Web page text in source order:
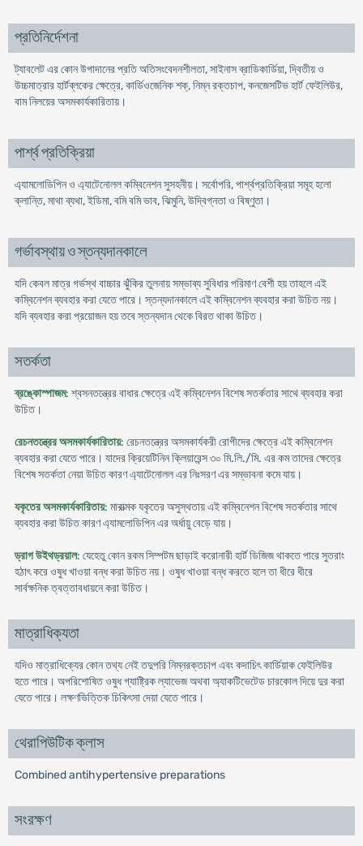
প্রতিনির্দেশনা
ট্যাবলেট এর কোন উপাদানের প্রতি অতিসংবেদনশীলতা, সাইনাস ব্রাডিকার্ডিয়া, দ্বিতীয় ও
উচ্চমাত্রার হার্টব্লকের ক্ষেত্রে, কার্ডিওজেনিক শক্, নিম্ন রক্তচাপ, কনজেসটিভ হার্ট ফেইলিউর,
বাম নিলয়ের অসমকার্যকারিতায়।
পার্শ্ব প্রতিক্রিয়া
এ্যামলোডিপিন ও এ্যাটেনোলল কম্বিনেশন সুসহনীয়। সর্বোপরি, পার্শ্বপ্রতিক্রিয়া সমূহ হলো
ক্লান্তি, মাথা ব্যথা, ইডিমা, বমি বমি ভাব, ঝিমুনি, উদ্বিগ্নতা ও বিষ্ণুতা।
গর্ভাবস্থায় ও স্তন্যদানকালে
যদি কেবল মাত্র গর্ভস্থ বাচ্চার ঝুঁকির তুলনায় সম্ভাব্য সুবিধার পরিমাণ বেশী হয় তাহলে এই
কম্বিনেশন ব্যবহার করা যেতে পারে। স্তন্যদানকালে এই কম্বিনেশন ব্যবহার করা উচিত নয়।
যদি ব্যবহার করা প্রয়োজন হয় তবে স্তন্যদান থেকে বিরত থাকা উচিত।
সতর্কতা
ব্রঙ্কোস্পাজম: শ্বসনতন্ত্রের বাধার ক্ষেত্রে এই কম্বিনেশন বিশেষ সতর্কতার সাথে ব্যবহার করা
উচিত।
রেচনতন্ত্রের অসমকার্যকারিতায়: রেচনতন্ত্রের অসমকার্যকরী রোগীদের ক্ষেত্রে এই কম্বিনেশন
ব্যবহার করা যেতে পারে। যাদের ক্রিয়েটিনিন ক্লিয়ারেন্স ৩০ মি.লি./মি. এর কম তাদের ক্ষেত্রে
বিশেষ সতর্কতা নেয়া উচিত কারণ এ্যাটেনোলল এর নিঃসরণ এর সম্ভাবনা কমে যায়।
যকৃতের অসমকার্যকারিতায়: মারাত্মক যকৃতের অসুস্থতায় এই কম্বিনেশন বিশেষ সতর্কতার সাথে
ব্যবহার করা উচিত কারণ এ্যামলোডিপিন এর অর্ধায়ু বেড়ে যায়।
ড্রাগ উইথড্রয়াল: যেহেতু কোন রকম সিম্পটম ছাড়াই করোনারী হার্ট ডিজিজ থাকতে পারে সুতরাং
হঠাৎ করে ওষুধ খাওয়া বন্ধ করা উচিত নয়। ওষুধ খাওয়া বন্ধ করতে হলে তা ধীরে ধীরে
সার্বক্ষনিক ত্বত্তাবধায়নে করা উচিত।
মাত্রাধিক্যতা
যদিও মাত্রাধিক্যের কোন তথ্য নেই তদুপরি নিম্নরক্তচাপ এবং কদাচিৎ কার্ডিয়াক ফেইলিউর
হতে পারে। অপরিশোষিত ওষুধ গ্যাষ্ট্রিক ল্যাভেজ অথবা অ্যাকটিভেটেড চারকোল দিয়ে দুর করা
যেতে পারে। লক্ষণভিত্তিক চিকিৎসা দেয়া যেতে পারে।
থেরাপিউটিক ক্লাস
Combined antihypertensive preparations
সংরক্ষণ